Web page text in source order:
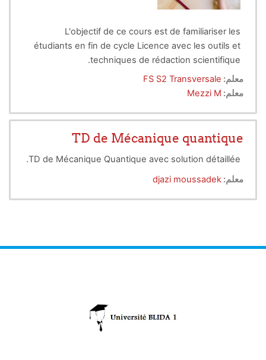
L'objectif de ce cours est de familiariser les
étudiants en fin de cycle Licence avec les outils et
techniques de rédaction scientifique.
معلم: FS S2 Transversale
معلم: Mezzi M
TD de Mécanique quantique
TD de Mécanique Quantique avec solution détaillée.
معلم: djazi moussadek